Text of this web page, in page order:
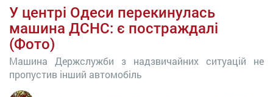
У центрі Одеси перекинулась
машина ДСНС: є постраждалі
(Фото)
Машина Держслужби з надзвичайних ситуацій не
пропустив інший автомобіль